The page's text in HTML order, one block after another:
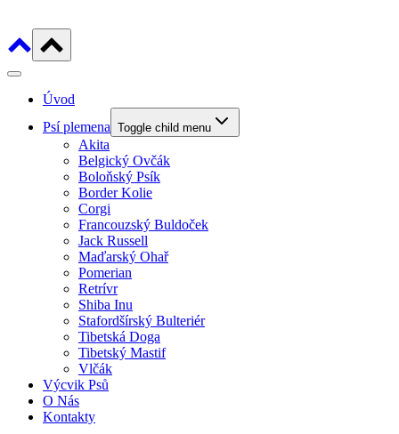
Úvod
Psí plemena Toggle child menu
Akita
Belgický Ovčák
Boloňský Psík
Border Kolie
Corgi
Francouzský Buldoček
Jack Russell
Maďarský Ohař
Pomerian
Retrívr
Shiba Inu
Stafordšírský Bulteriér
Tibetská Doga
Tibetský Mastif
Vlčák
Výcvik Psů
O Nás
Kontakty